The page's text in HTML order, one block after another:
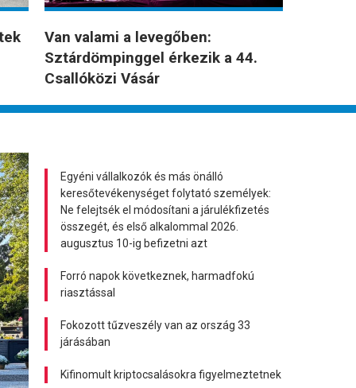
Van valami a levegőben:
Sztárdömpinggel érkezik a 44.
Csallóközi Vásár
Egyéni vállalkozók és más önálló
keresőtevékenységet folytató személyek:
Ne felejtsék el módosítani a járulékfizetés
összegét, és első alkalommal 2026.
augusztus 10-ig befizetni azt
Forró napok következnek, harmadfokú
riasztással
Fokozott tűzveszély van az ország 33
járásában
Kifinomult kriptocsalásokra figyelmeztetnek